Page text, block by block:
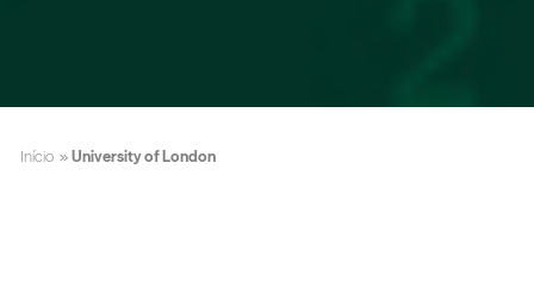
Início » University of London